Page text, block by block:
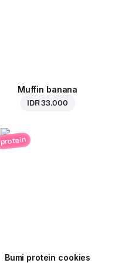
Muffin banana
IDR 33.000
protein
Bumi protein cookies